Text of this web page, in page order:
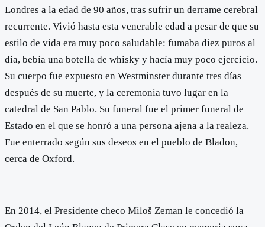
Londres a la edad de 90 años, tras sufrir un derrame cerebral
recurrente. Vivió hasta esta venerable edad a pesar de que su
estilo de vida era muy poco saludable: fumaba diez puros al
día, bebía una botella de whisky y hacía muy poco ejercicio.
Su cuerpo fue expuesto en Westminster durante tres días
después de su muerte, y la ceremonia tuvo lugar en la
catedral de San Pablo. Su funeral fue el primer funeral de
Estado en el que se honró a una persona ajena a la realeza.
Fue enterrado según sus deseos en el pueblo de Bladon,
cerca de Oxford.
En 2014, el Presidente checo Miloš Zeman le concedió la